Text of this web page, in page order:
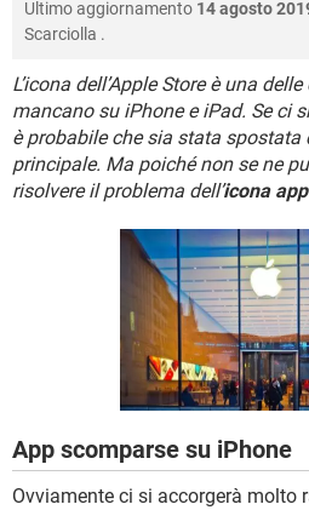
HARDWARE
INSTAGRAM
HARDWARE
iOS
INSTAGRAM
TIKTOK
HARDWARE
COVID-19
iOS
INSTAGRAM
TIKTOK
GLOSSARIO
COVID-19
INTRATTENIMENTO
iOS
INSTAGRAM
Ultimo aggiornamento 14 agosto
Scarciolla .
L’icona dell’Apple Store è una
mancano su iPhone e iPad. Se ci
è probabile che sia stata spostata
principale. Ma poiché non se ne
risolvere il problema dell’icona
App scomparse su iPhone
Ovviamente ci si accorgerà molto